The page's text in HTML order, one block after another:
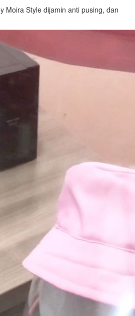
Moira Style dijamin anti pusing, dan